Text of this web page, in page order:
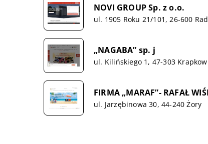
NOVI GROUP Sp. z o.o.
ul. 1905 Roku 21/101, 26-600
„NAGABA” sp. j
ul. Kilińskiego 1, 47-303
FIRMA „MARAF”- RAFAŁ
ul. Jarzębinowa 30, 44-240 Żory